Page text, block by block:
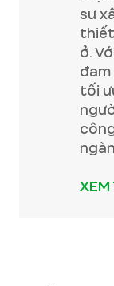
sư
thiết
ở.
tối
XEM